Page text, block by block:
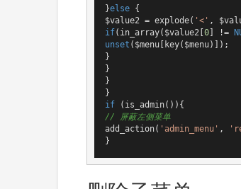
}else {
$value2 = explode( '<' ,
if(in_array($value2[0] !=
unset ($menu[key($menu)]);
}
}
}
if
// 屏蔽左侧菜单
add_action( 'admin_menu' ,
}